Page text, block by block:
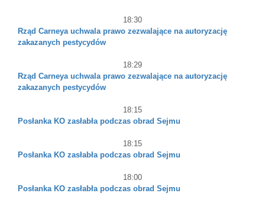
18:30
Rząd Carneya uchwala prawo zezwalające na autoryzację
zakazanych pestycydów
18:29
Rząd Carneya uchwala prawo zezwalające na autoryzację
zakazanych pestycydów
18:15
Posłanka KO zasłabła podczas obrad Sejmu
18:15
Posłanka KO zasłabła podczas obrad Sejmu
18:00
Posłanka KO zasłabła podczas obrad Sejmu